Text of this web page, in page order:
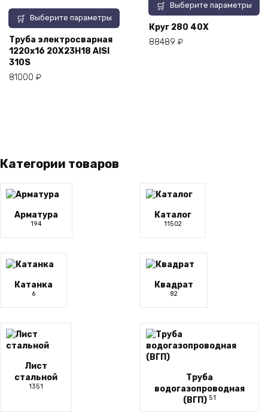
странице
товара.
Выберите параметры
Этот
товар
имеет
несколько
Труба электросварная
1220х16 20Х23Н18 AISI
310S
81000 ₽
Выберите параметры
товар
имеет
Круг 280 40Х
88489 ₽
Категории товаров
Арматура
194
Каталог
11502
Катанка
6
Квадрат
82
Лист
стальной
1351
Труба
водогазопроводная
(ВГП) 51